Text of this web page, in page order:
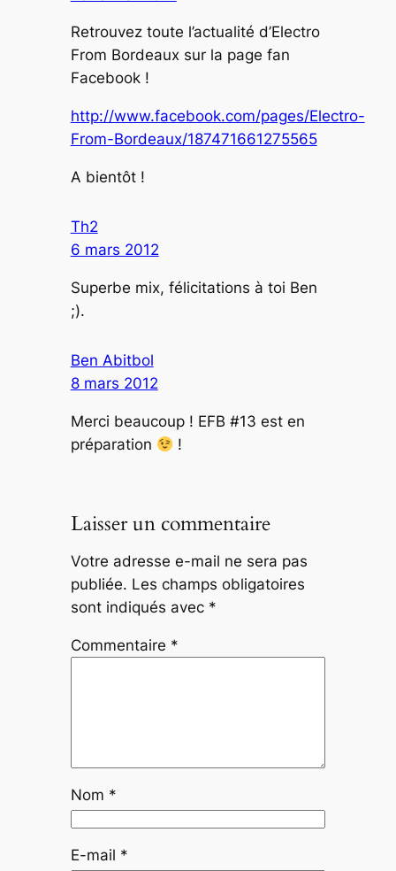
Retrouvez toute l’actualité d’Electro
From Bordeaux sur la page fan
Facebook !
http://www.facebook.com/pages/Electro-
From-Bordeaux/187471661275565
A bientôt !
Th2
6 mars 2012
Superbe mix, félicitations à toi Ben
;).
Ben Abitbol
8 mars 2012
Merci beaucoup ! EFB #13 est en
préparation
!
Laisser un commentaire
Votre adresse e-mail ne sera pas
publiée. Les champs obligatoires
sont indiqués avec *
Commentaire *
Nom *
E-mail *